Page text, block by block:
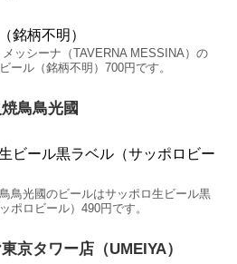
銘柄不明）
メッシーナ（TAVERNA MESSINA）の
ール（銘柄不明）700円です。
鳥鳥光國
ビール黒ラベル（サッポロビー
鳥光國のビールはサッポロ生ビール黒
ポロビール）490円です。
京タワー店（UMEIYA）